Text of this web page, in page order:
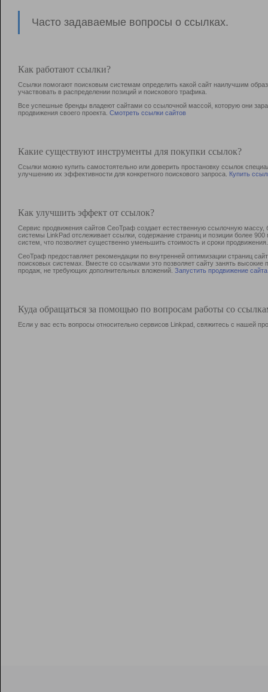
Часто задаваемые вопросы о ссылках.
Как работают ссылки?
Ссылки помогают поисковым системам определить какой сайт наилучшим
участвовать в раcпределении позиций и поискового трафика.
Все успешные бренды владеют сайтами со ссылочной массой, которую они
продвижения своего проекта. Смотреть ссылки сайтов
Какие существуют инструменты для покупки ссылок?
Ссылки можно купить самостоятельно или доверить простановку ссылок
улучшению их эффективности для конкретного поискового запроса. Купить
Как улучшить эффект от ссылок?
Сервис продвижения сайтов СеоТраф создает естественную ссылочную
системы LinkPad отслеживает ссылки, содержание страниц и позиции более
систем, что позволяет существенно уменьшить стоимость и сроки продвижения.
СеоТраф предоставляет рекомендации по внутренней оптимизации страниц
поисковых системах. Вместе со ссылками это позволяет сайту занять
продаж, не требующих дополнительных вложений. Запустить продвижение сайта
Куда обращаться за помощью по вопросам работы со
Если у вас есть вопросы относительно сервисов Linkpad, свяжитесь с нашей